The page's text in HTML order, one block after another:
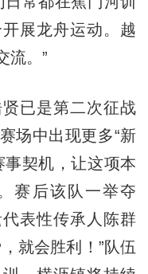
展龙舟运动。越
流。”
已是第二次征战
场中出现更多“新
事契机，让这项本
赛后该队一举夺
表性传承人陈群
就会胜利！”队伍